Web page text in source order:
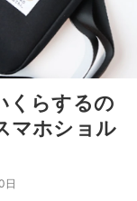
くらするの
マホショル
日